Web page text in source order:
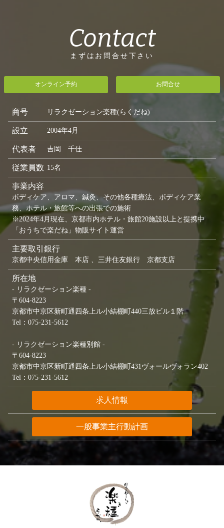
Contact
まずはお問合せ下さい
オンライン予約 お問合せ
商号 リラクゼーション楽種(らくだね)
設立 2004年4月
代表者 吉岡 千佳
従業員数 15名
事業内容
ボディケア、アロマ、鍼灸、その他各種療法、ボディケア業
務、ホテル・旅館等への出張での施術
※2024年4月現在、京都市内ホテル・旅館20施設以上と提携中
「おうちで楽だね」物販サイト運営
主要取引銀行
京都中央信用金庫 本店 、三井住友銀行 京都支店
所在地
- リラクゼーション楽種 -
〒604-8223
京都市中京区新町通四条上ル小結棚町440三放ビル１階
Tel：075-231-5612
- リラクゼーション楽種別館 -
〒604-8223
京都市中京区新町通四条上ル小結棚町431ヴォールヴォラン402
Tel：075-231-5612
求人情報
一般事業主行動計画